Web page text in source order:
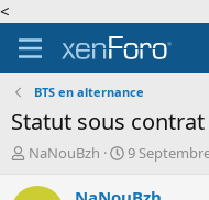
<
BTS en alternance
Statut sous
A
t
NaNouBzh
D
t
9